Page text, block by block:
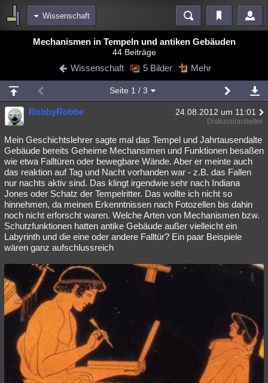
Wissenschaft
Bereiche
Blogs
Chat Wiki Neuigkeiten
meine Rubriken
Menschen Wissenschaft Mystery Kriminalfälle
Spiritualität Verschwörungen Technologie Ufologie
Natur Umfragen Unterhaltung
weitere Rubriken
Philosophie Träume Orte Esoterik Literatur
Astronomie Helpdesk Gruppen Gaming Filme
Musik Clash Verbesserungen Allmystery English
Übersichten
Besucht Teilgenommen Alle Neue
Lesenswert Schlüsselwörter
Mechanismen in Tempeln und antiken Gebäuden
44 Beiträge
Wissenschaft 5 Bilder Mehr
Seite 1 / 3
RobbyRobbe 24.08.2012 um 11:01
Diskussionsleiter
Mein Geschichtslehrer sagte mal das Tempel und Jahrtausendalte
Gebäude bereits Geheime Mechansimen und Funktionen besaßen
wie etwa Falltüren oder bewegbare Wände. Aber er meinte auch
das reaktion auf Tag und Nacht vorhanden war - z.B. das Fallen
nur nachts aktiv sind. Das klingt irgendwie sehr nach Indiana
Jones oder Schatz der Tempelritter. Das wollte ich nicht so
hinnehmen, da meinen Erkenntnissen nach Fotozellen bis dahin
noch nicht erforscht waren. Welche Arten von Mechanismen bzw.
Schutzfunktionen hatten antike Gebäude außer vielleicht ein
Labyrinth und die eine oder andere Falltür? Ein paar Beispiele
wären ganz aufschlussreich